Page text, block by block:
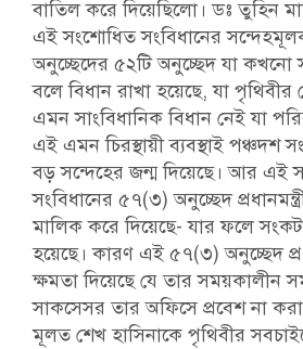
বাতিল করে দিয়েছিলো। ডঃ তুহিন
এই সংশোধিত সংবিধানের
অনুচ্ছেদের ৫২টি অনুচ্ছেদ যা কখনো
বলে বিধান রাখা হয়েছে, যা পৃথিবীর
এমন সাংবিধানিক বিধান নেই যা
এই এমন চিরস্থায়ী ব্যবস্থাই পঞ্চদশ
বড় সন্দেহের জন্ম দিয়েছে। আর এই
সংবিধানের ৫৭(৩) অনুচ্ছেদ
মালিক করে দিয়েছে- যার ফলে
হয়েছে। কারণ এই ৫৭(৩) অনুচ্ছেদ
ক্ষমতা দিয়েছে যে তার সময়কালীন
সাকসেসর তার অফিসে প্রবেশ না
মূলত শেখ হাসিনাকে পৃথিবীর